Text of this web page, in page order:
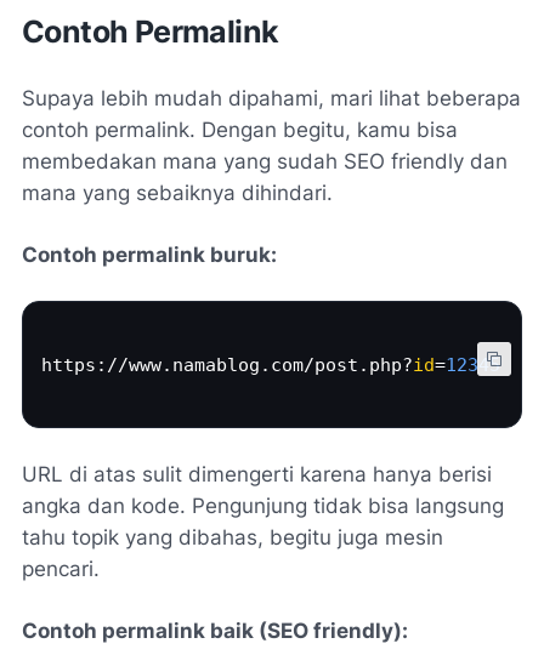
Contoh Permalink
Supaya lebih mudah dipahami, mari lihat beberapa
contoh permalink. Dengan begitu, kamu bisa
membedakan mana yang sudah SEO friendly dan
mana yang sebaiknya dihindari.
Contoh permalink buruk:
https://www. namablog.com/post.php?id=12345
URL di atas sulit dimengerti karena hanya berisi
angka dan kode. Pengunjung tidak bisa langsung
tahu topik yang dibahas, begitu juga mesin
pencari.
Contoh permalink baik (SEO friendly):